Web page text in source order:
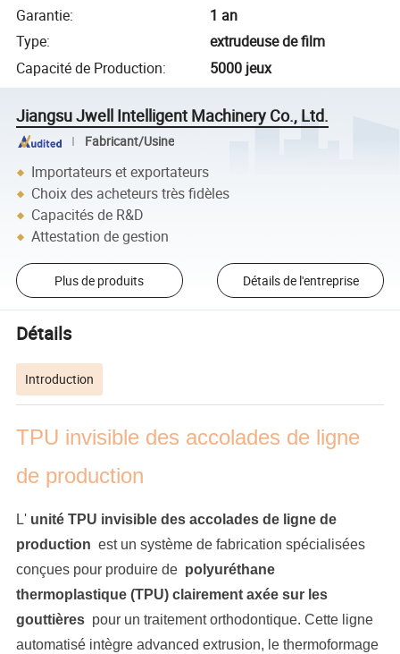
Garantie:
1 an
Type:
extrudeuse de film
Capacité de Production: 5000 jeux
Jiangsu Jwell Intelligent Machinery Co., Ltd.
Fabricant/Usine
Importateurs et exportateurs
Choix des acheteurs très fidèles
Capacités de R&D
Attestation de gestion
Plus de produits Détails de l'entreprise
Détails
Introduction
TPU invisible des accolades de ligne
de production
L' unité TPU invisible des accolades de ligne de
production est un système de fabrication spécialisées
conçues pour produire de polyuréthane
thermoplastique (TPU) clairement axée sur les
gouttières pour un traitement orthodontique. Cette ligne
automatisé intègre advanced extrusion, le thermoformage